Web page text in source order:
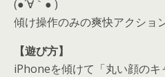
(●´∀｀● )
傾け操作のみの爽快アクショ
【遊び方】
iPhoneを傾けて「丸い顔のキ